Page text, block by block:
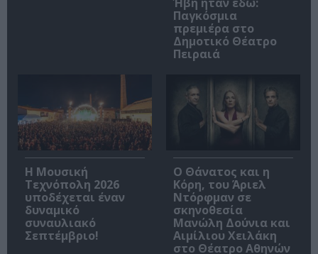
Παγκόσμια
πρεμιέρα στο
Δημοτικό Θέατρο
Πειραιά
Η Μουσική
Τεχνόπολη 2026
υποδέχεται έναν
δυναμικό
συναυλιακό
Σεπτέμβριο!
Ο Θάνατος και η
Κόρη, του Άριελ
Ντόρφμαν σε
σκηνοθεσία
Μανώλη Δούνια και
Αιμίλιου Χειλάκη
στο Θέατρο Αθηνών